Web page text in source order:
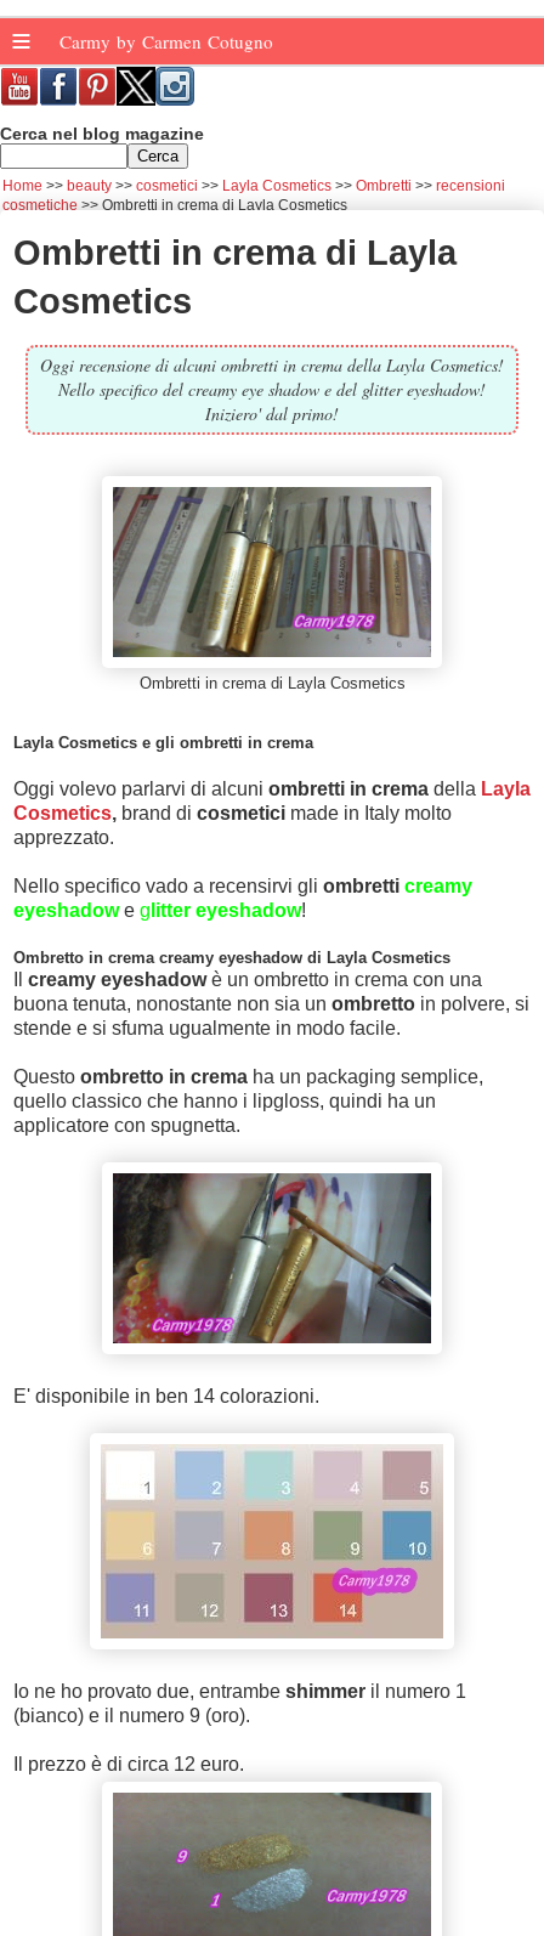
≡ Carmy by Carmen Cotugno
Cerca nel blog magazine
Home beauty cosmetici Layla Cosmetics Ombretti
recensioni
cosmetiche
Ombretti in crema di Layla Cosmetics
Ombretti in crema di Layla
Cosmetics
Oggi recensione di alcuni ombretti in crema della Layla Cosmetics!
Nello specifico del creamy eye shadow e del glitter eyeshadow!
Iniziero' dal primo!
Ombretti in crema di Layla Cosmetics
Layla Cosmetics e gli ombretti in crema
Oggi volevo parlarvi di alcuni ombretti in crema della Layla
Cosmetics, brand di cosmetici made in Italy molto
apprezzato.
Nello specifico vado a recensirvi gli ombretti creamy
eyeshadowe g litter eyeshadow!
Ombretto in crema creamy eyeshadow di Layla Cosmetics
creamy eyeshadowè un ombretto in crema con una
buona tenuta, nonostante non sia un ombretto in polvere, si
stende e si sfuma ugualmente in modo facile.
Questo ombretto in crema ha un packaging semplice,
quello classico che hanno i lipgloss, quindi ha un
applicatore con spugnetta.
E' disponibile in ben 14 colorazioni.
Io ne ho provato due, entrambe shimmer il numero 1
(bianco) e il numero 9 (oro).
Il prezzo è di circa 12 euro.